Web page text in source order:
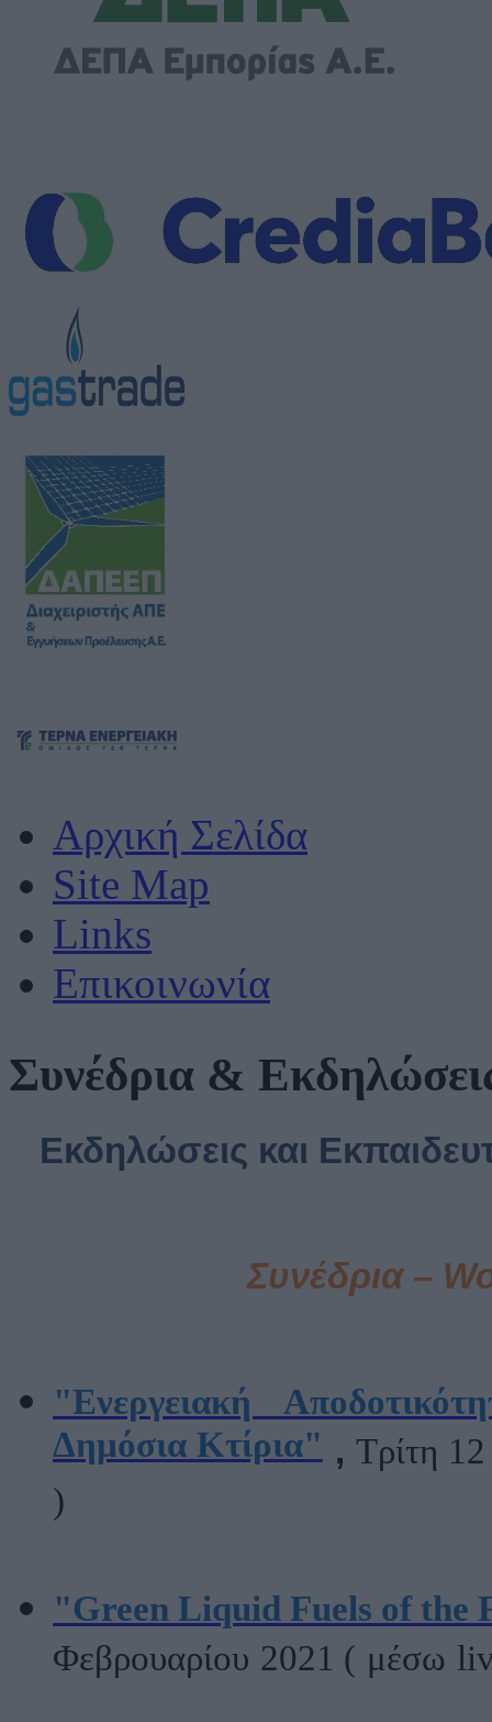
Αρχική Σελίδα
Site Map
Links
Επικοινωνία
Συνέδρια &
Εκδηλώσεις και
Συνέδρια –
"Ενεργειακή
Δημόσια Κτίρια" , Τρίτη
)
"Green Liquid Fuels of the
Φεβρουαρίου 2021 ( μέσω